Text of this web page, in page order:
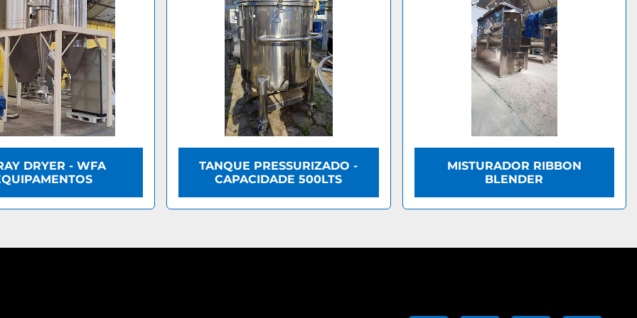
DRYER - WFA
TANQUE PRESSURIZADO -
CAPACIDADE 500LTS
MISTURADOR RIBBON
BLENDER